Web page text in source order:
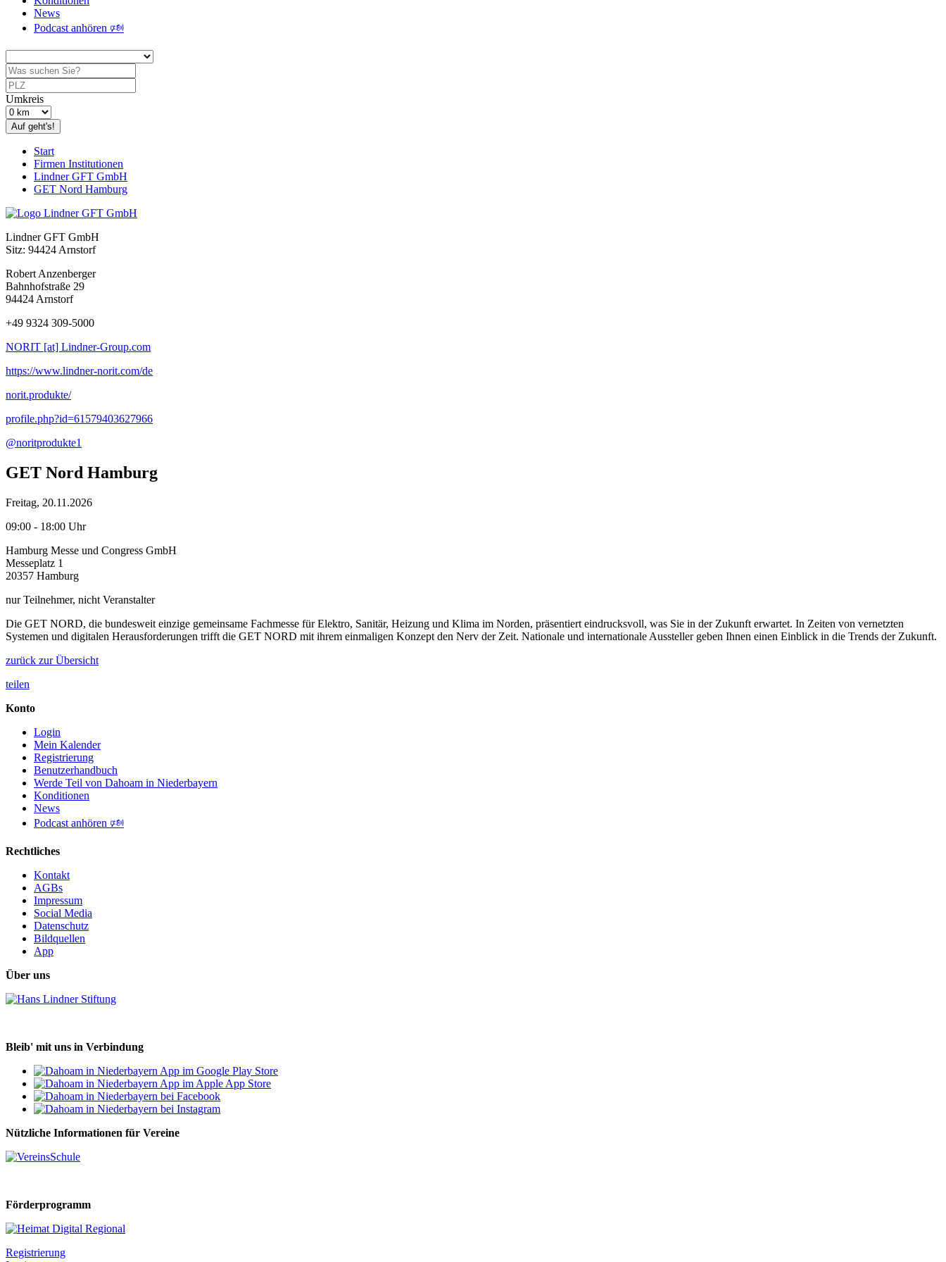
News
Podcast anhören 🕬
Umkreis
Auf geht's!
Start
Firmen Institutionen
Lindner GFT GmbH
GET Nord Hamburg
Lindner GFT GmbH
Sitz: 94424 Arnstorf
Robert Anzenberger
Bahnhofstraße 29
94424 Arnstorf
+49 9324 309-5000
NORIT [at] Lindner-Group.com
https://www.lindner-norit.com/de
norit.produkte/
profile.php?id=61579403627966
@noritprodukte1
GET Nord Hamburg
Freitag, 20.11.2026
09:00 - 18:00 Uhr
Hamburg Messe und Congress GmbH
Messeplatz 1
20357 Hamburg
nur Teilnehmer, nicht Veranstalter
Die GET NORD, die bundesweit einzige gemeinsame Fachmesse für Elektro, Sanitär, Heizung und Klima im Norden, präsentiert eindrucksvoll, was Sie in der Zukunft erwartet. In Zeiten von vernetzten
Systemen und digitalen Herausforderungen trifft die GET NORD mit ihrem einmaligen Konzept den Nerv der Zeit. Nationale und internationale Aussteller geben Ihnen einen Einblick in die Trends der Zukunft.
zurück zur Übersicht
teilen
Konto
Login
Mein Kalender
Registrierung
Benutzerhandbuch
Werde Teil von Dahoam in Niederbayern
Konditionen
News
Podcast anhören 🕬
Rechtliches
Kontakt
AGBs
Impressum
Social Media
Datenschutz
Bildquellen
App
Über uns
Bleib' mit uns in Verbindung
Nützliche Informationen für Vereine
Förderprogramm
Registrierung